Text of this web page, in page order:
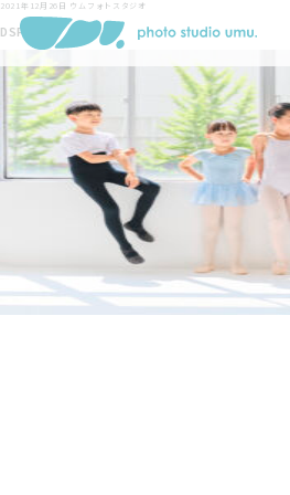
2021年12月26日 ウムフォトスタジオ
DSF0082